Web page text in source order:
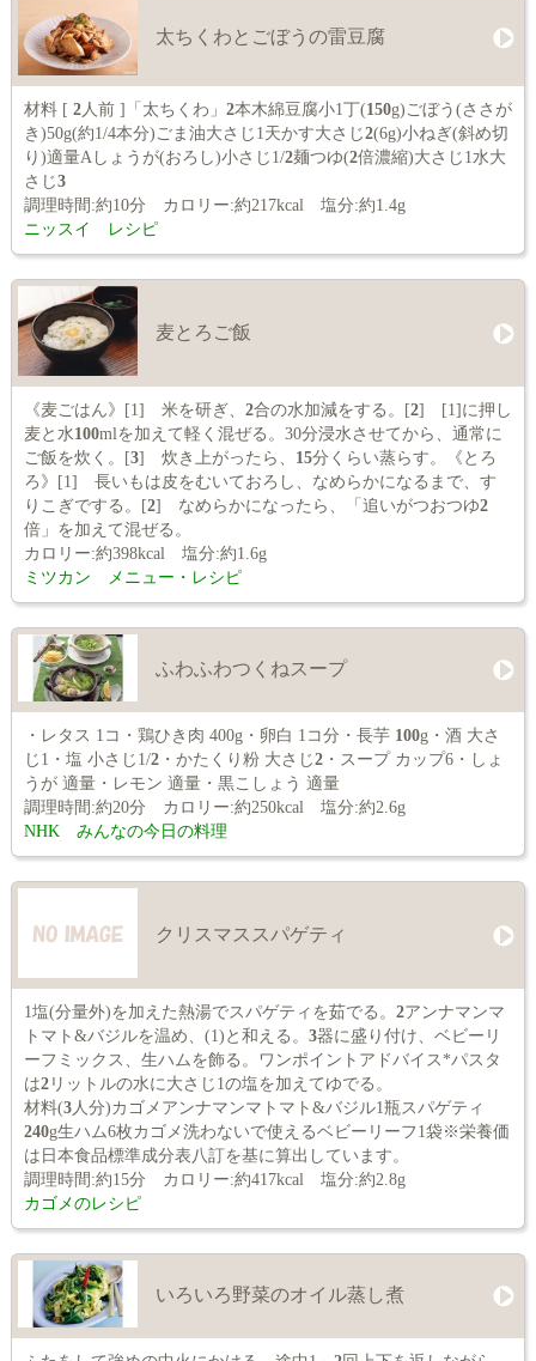
太ちくわとごぼうの雷豆腐
材料 [ 2人前 ]「太ちくわ」 2本木綿豆腐小1丁(150g)ごぼう(ささが
き)50g(約1/4本分)ごま油大さじ1天かす大さじ2(6g)小ねぎ(斜め切
り)適量Aしょうが(おろし)小さじ1/2麺つゆ(2倍濃縮)大さじ1水大
さじ3
調理時間:約10分 カロリー:約217kcal 塩分:約1.4g
ニッスイ レシピ
麦とろご飯
《麦ごはん》[1] 米を研ぎ、 2合の水加減をする。[2] [1]に押し
麦と水100mlを加えて軽く混ぜる。30分浸水させてから、通常に
ご飯を炊く。[3] 炊き上がったら、 15分くらい蒸らす。《とろ
ろ》[1] 長いもは皮をむいておろし、なめらかになるまで、す
りこぎでする。[2] なめらかになったら、「追いがつおつゆ2
倍」を加えて混ぜる。
カロリー:約398kcal 塩分:約1.6g
ミツカン メニュー・レシピ
ふわふわつくねスープ
・レタス 1コ・鶏ひき肉 400g・卵白 1コ分・長芋 100g・酒 大さ
じ1・塩 小さじ1/2・かたくり粉 大さじ2・スープ カップ6・しょ
うが 適量・レモン 適量・黒こしょう 適量
調理時間:約20分 カロリー:約250kcal 塩分:約2.6g
NHK みんなの今日の料理
クリスマススパゲティ
1塩(分量外)を加えた熱湯でスパゲティを茹でる。 2アンナマンマ
トマト&バジルを温め、(1)と和える。 3器に盛り付け、ベビーリ
ーフミックス、生ハムを飾る。ワンポイントアドバイス*パスタ
は2リットルの水に大さじ1の塩を加えてゆでる。
材料(3人分)カゴメアンナマンマトマト&バジル1瓶スパゲティ
240g生ハム6枚カゴメ洗わないで使えるベビーリーフ1袋※栄養価
は日本食品標準成分表八訂を基に算出しています。
調理時間:約15分 カロリー:約417kcal 塩分:約2.8g
カゴメのレシピ
いろいろ野菜のオイル蒸し煮